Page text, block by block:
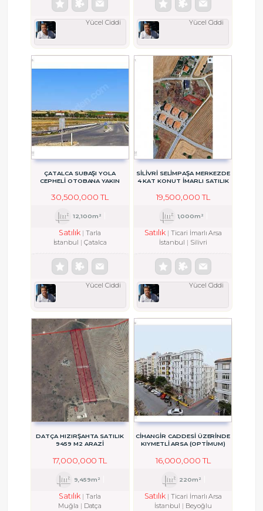
Yücel Ciddi Yücel Ciddi
ÇATALCA SUBAŞI YOLA
CEPHELİ OTOBANA YAKIN
30,500,000 TL
12,100m²
Satılık
Tarla
İstanbul
Çatalca
Yücel Ciddi
SİLİVRİ SELİMPAŞA MERKEZDE
4 KAT KONUT İMARLI SATILIK
19,500,000 TL
1,000m²
Satılık
Ticari İmarlı Arsa
İstanbul
Silivri
Yücel Ciddi
DATÇA HIZIRŞAHTA SATILIK
9459 M2 ARAZİ
17,000,000 TL
9,459m²
Satılık
Tarla
Muğla
Datça
CİHANGİR CADDESİ ÜZERİNDE
KIYMETLİ ARSA (OPTİMUM)
16,000,000 TL
220m²
Satılık
Ticari İmarlı Arsa
İstanbul
Beyoğlu